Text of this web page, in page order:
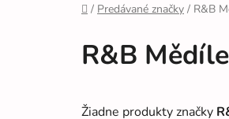
/ Predávané značky / R&B
R&B
Žiadne produkty značky